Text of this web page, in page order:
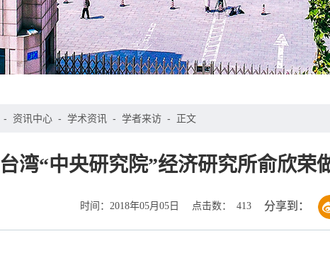
- 资讯中心 - 学术资讯 - 学者来访 - 正文
台湾“中央研究院”经济研究所俞欣荣
时间： 2018年05月05日 点击数： 413 分享到：